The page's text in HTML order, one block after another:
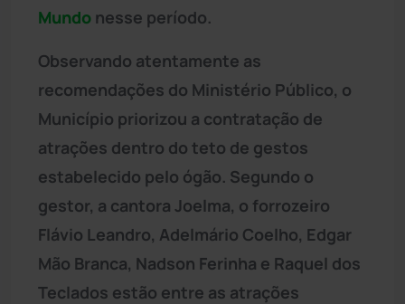
Mundo nesse período.
Observando atentamente as
recomendações do Ministério Público, o
Município priorizou a contratação de
atrações dentro do teto de gestos
estabelecido pelo ógão. Segundo o
gestor, a cantora Joelma, o forrozeiro
Flávio Leandro, Adelmário Coelho, Edgar
Mão Branca, Nadson Ferinha e Raquel dos
Teclados estão entre as atrações